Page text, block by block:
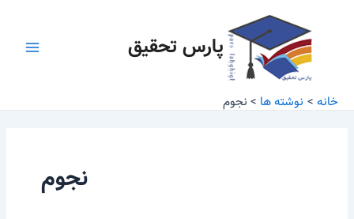
پارس تحقیق
خانه نوشته ها نجوم
نجوم